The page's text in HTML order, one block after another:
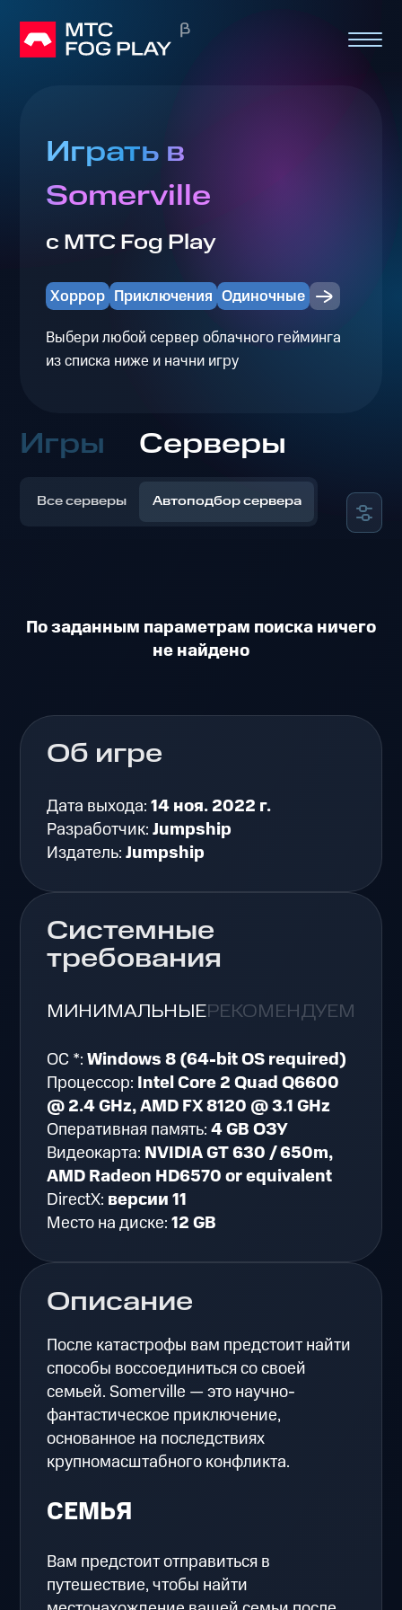
Играть в
Somerville
с МТС Fog Play
Хоррор Приключения Одиночные
Выбери любой сервер облачного гейминга
из списка ниже и начни игру
Игры Серверы
Все серверы Автоподбор сервера
По заданным параметрам поиска ничего
не найдено
Описание
После катастрофы вам предстоит найти
способы воссоединиться со своей
семьей. Somerville — это научно-
фантастическое приключение,
основанное на последствиях
крупномасштабного конфликта.
СЕМЬЯ
Вам предстоит отправиться в
путешествие, чтобы найти
Об игре
Дата выхода:14 ноя. 2022 г.
Разработчик:Jumpship
Издатель:Jumpship
Системные
требования
МИНИМАЛЬНЫЕРЕКОМЕНДУЕМЫЕ
ОС *:Windows 8 (64-bit OS required)
Процессор: Intel Core 2 Quad Q6600
@ 2.4 GHz, AMD FX 8120 @ 3.1 GHz
Оперативная память:4 GB ОЗУ
Видеокарта: NVIDIA GT 630 / 650m,
AMD Radeon HD6570 or equivalent
DirectX: версии 11
Место на диске:12 GB